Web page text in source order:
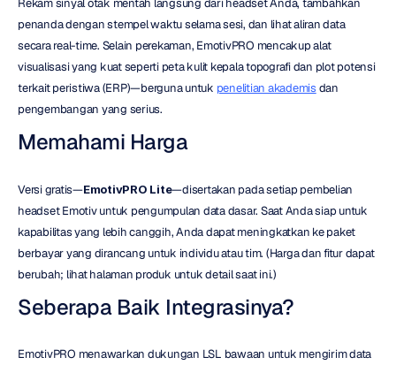
Rekam sinyal otak mentah langsung dari headset Anda, tambahkan
penanda dengan stempel waktu selama sesi, dan lihat aliran data
secara real-time. Selain perekaman, EmotivPRO mencakup alat
visualisasi yang kuat seperti peta kulit kepala topografi dan plot potensi
terkait peristiwa (ERP)—berguna untuk penelitian akademis dan
pengembangan yang serius.
Memahami Harga
Versi gratis—EmotivPRO Lite—disertakan pada setiap pembelian
headset Emotiv untuk pengumpulan data dasar. Saat Anda siap untuk
kapabilitas yang lebih canggih, Anda dapat meningkatkan ke paket
berbayar yang dirancang untuk individu atau tim. (Harga dan fitur dapat
berubah; lihat halaman produk untuk detail saat ini.)
Seberapa Baik Integrasinya?
EmotivPRO menawarkan dukungan LSL bawaan untuk mengirim data